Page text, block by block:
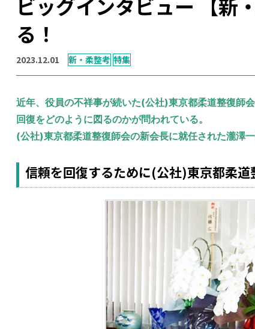
ビッグインタビュー 【新
る！
2023.12.01 新・柔整考 特集
近年、役員の不祥事が続いた(公社)東京都柔道整復師
回復をどのように図るのかが問われている。
(公社)東京都柔道整復師会の新会長に就任された瀧澤
信頼を回復するために(公社)東京都柔道